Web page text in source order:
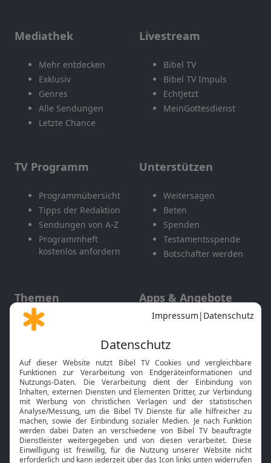
Mediathek
Mehr entdecken
Exklusiv
Genres
Alle Sendungen
Letzte Chance
Livestream
Bibel TV
Bibel TV Impuls
EchtJetzt
MeinGottesdienst
TV Programm
Programmübersicht
Tipps der Redaktion
Sendungen von A-Z
Programmheft
kostenlos anfordern
Unterstützen
Weitersagen
Beten
Spenden
Testamentsspende
Botschafter werden
Themen
Gott und Bibel erklärt
Neuigkeiten
Apps & Angebote
Mobile App
Smart TV
HbbTV
Bibelthek Online-Bibel
Nächster Gottesdienst
Bibel TV Service